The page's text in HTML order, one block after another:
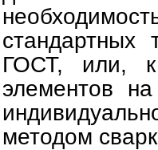
стандартных
ГОСТ, или, к
элементов
методом